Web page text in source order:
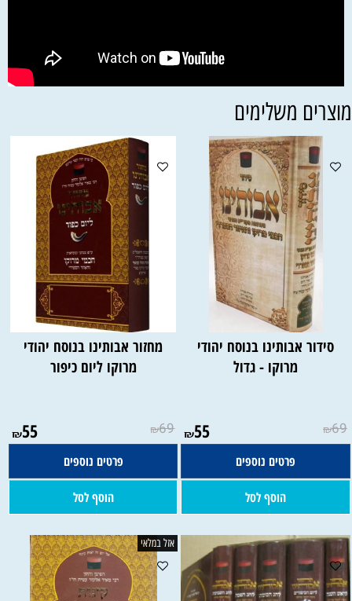
משלימים
סידור אבותינו בנוסח יהודי
מרוקו - גדול
₪69
₪55
פרטים נוספים
הוסף לסל
מחזור אבותינו בנוסח יהודי
מרוקו ליום כיפור
₪69
₪55
פרטים נוספים
הוסף לסל
אזל במלאי